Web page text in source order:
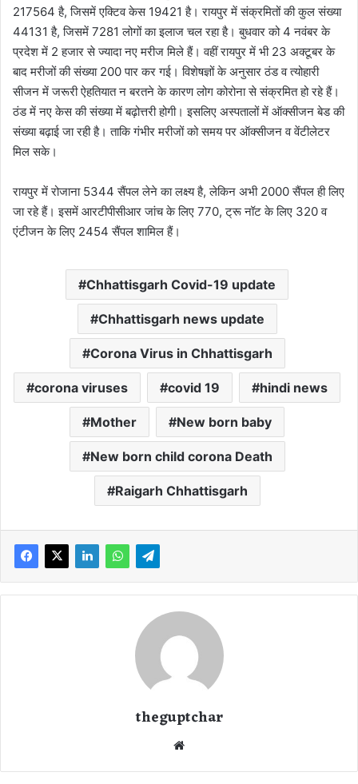
217564 है, जिसमें एक्टिव केस 19421 है। रायपुर में संक्रमितों की कुल संख्या
44131 है, जिसमें 7281 लोगों का इलाज चल रहा है। बुधवार को 4 नवंबर के
प्रदेश में 2 हजार से ज्यादा नए मरीज मिले हैं। वहीं रायपुर में भी 23 अक्टूबर के
बाद मरीजों की संख्या 200 पार कर गई। विशेषज्ञों के अनुसार ठंड व त्योहारी
सीजन में जरूरी ऐहतियात न बरतने के कारण लोग कोरोना से संक्रमित हो रहे हैं।
ठंड में नए केस की संख्या में बढ़ोत्तरी होगी। इसलिए अस्पतालों में ऑक्सीजन बेड की
संख्या बढ़ाई जा रही है। ताकि गंभीर मरीजों को समय पर ऑक्सीजन व वेंटीलेटर
मिल सके।
रायपुर में रोजाना 5344 सैंपल लेने का लक्ष्य है, लेकिन अभी 2000 सैंपल ही लिए
जा रहे हैं। इसमें आरटीपीसीआर जांच के लिए 770, ट्रू नॉट के लिए 320 व
एंटीजन के लिए 2454 सैंपल शामिल हैं।
Chhattisgarh Covid-19 update
Chhattisgarh news update
Corona Virus in Chhattisgarh
corona viruses covid 19 hindi news
Mother New born baby
New born child corona Death
Raigarh Chhattisgarh
theguptchar